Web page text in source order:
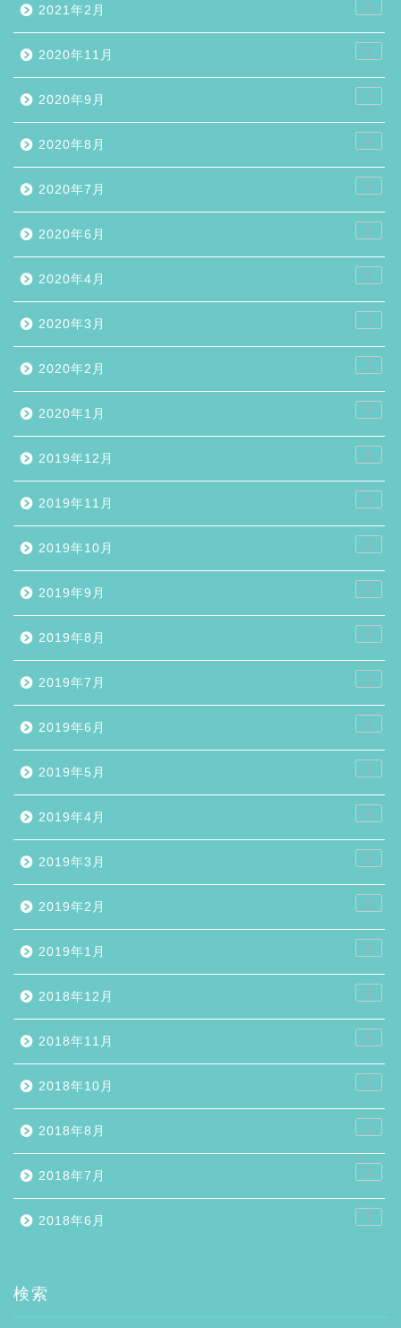
2021年2月 2
2020年11月 1
2020年9月 1
2020年8月 2
2020年7月 1
2020年6月 9
2020年4月 1
2020年3月 1
2020年2月 1
2020年1月 2
2019年12月 5
2019年11月 7
2019年10月 2
2019年9月 3
2019年8月 4
2019年7月 1
2019年6月 1
2019年5月 1
2019年4月 3
2019年3月 1
2019年2月 2
2019年1月 3
2018年12月 2
2018年11月 4
2018年10月 1
2018年8月 1
2018年7月 7
2018年6月 7
検索